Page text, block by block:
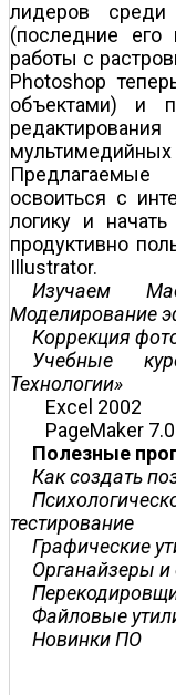
лидеров среди
(последние
работы с
Photoshop
объектами) и
освоиться с
логику и
продуктивно
Illustrator.
Изучаем
Моделирование
Коррекция
Учебные
Технологии»
Excel 2002
PageMaker 7.0
Полезные
Как создать
тестирование
Графические
Органайзеры и
Файловые
Новинки ПО